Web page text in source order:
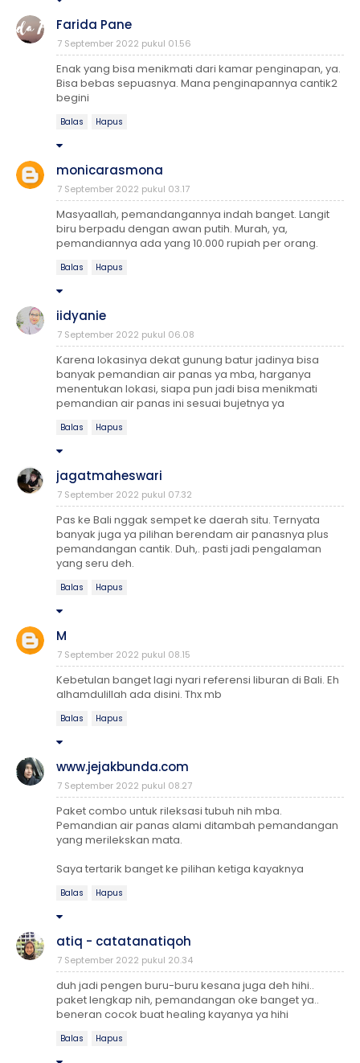
Farida Pane
7 September 2022 pukul 01.56
Enak yang bisa menikmati dari kamar penginapan, ya.
Bisa bebas sepuasnya. Mana penginapannya cantik2
begini
Balas Hapus
monicarasmona
7 September 2022 pukul 03.17
Masyaallah, pemandangannya indah banget. Langit
biru berpadu dengan awan putih. Murah, ya,
pemandiannya ada yang 10.000 rupiah per orang.
Balas Hapus
iidyanie
7 September 2022 pukul 06.08
Karena lokasinya dekat gunung batur jadinya bisa
banyak pemandian air panas ya mba, harganya
menentukan lokasi, siapa pun jadi bisa menikmati
pemandian air panas ini sesuai bujetnya ya
Balas Hapus
jagatmaheswari
7 September 2022 pukul 07.32
Pas ke Bali nggak sempet ke daerah situ. Ternyata
banyak juga ya pilihan berendam air panasnya plus
pemandangan cantik. Duh,. pasti jadi pengalaman
yang seru deh.
Balas Hapus
M
7 September 2022 pukul 08.15
Kebetulan banget lagi nyari referensi liburan di Bali. Eh
alhamdulillah ada disini. Thx mb
Balas Hapus
www.jejakbunda.com
7 September 2022 pukul 08.27
Paket combo untuk rileksasi tubuh nih mba.
Pemandian air panas alami ditambah pemandangan
yang merilekskan mata.
Saya tertarik banget ke pilihan ketiga kayaknya
Balas Hapus
atiq - catatanatiqoh
7 September 2022 pukul 20.34
duh jadi pengen buru-buru kesana juga deh hihi..
paket lengkap nih, pemandangan oke banget ya..
beneran cocok buat healing kayanya ya hihi
Balas Hapus